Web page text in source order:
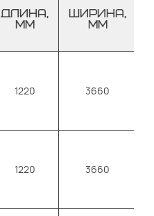
ДЛИНА,
ММ
ШИРИНА,
ММ
1220 3660
1220 3660